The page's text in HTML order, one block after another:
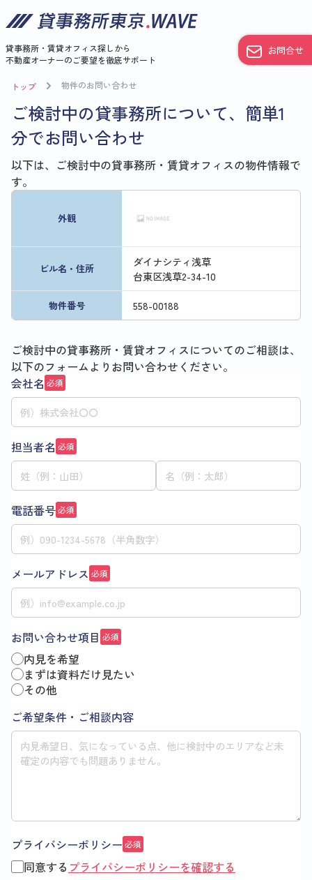
貸事務所・賃貸オフィス探しから
不動産オーナーのご要望を徹底サポート
お問合せ
トップ 物件のお問い合わせ
ご検討中の貸事務所について、簡単1
分でお問い合わせ
以下は、ご検討中の貸事務所・賃貸オフィスの物件情報で
す。
外観
ビル名・住所
ダイナシティ浅草
台東区浅草2-34-10
物件番号 558-00188
ご検討中の貸事務所・賃貸オフィスについてのご相談は、
以下のフォームよりお問い合わせください。
会社名 必須
担当者名 必須
電話番号必須
メールアドレス 必須
お問い合わせ項目 必須
内見を希望
まずは資料だけ見たい
その他
ご希望条件・ご相談内容
プライバシーポリシー 必須
同意する プライバシーポリシーを確認する